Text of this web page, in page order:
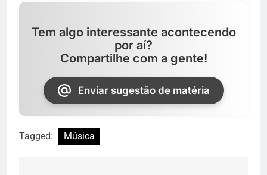
Tem algo interessante acontecendo
por aí?
Compartilhe com a gente!
Enviar sugestão de matéria
Tagged: Música